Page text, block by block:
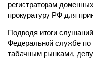
регистраторам
прокуратуру РФ для
Подводя итоги
Федеральной службе по
табачным рынками,